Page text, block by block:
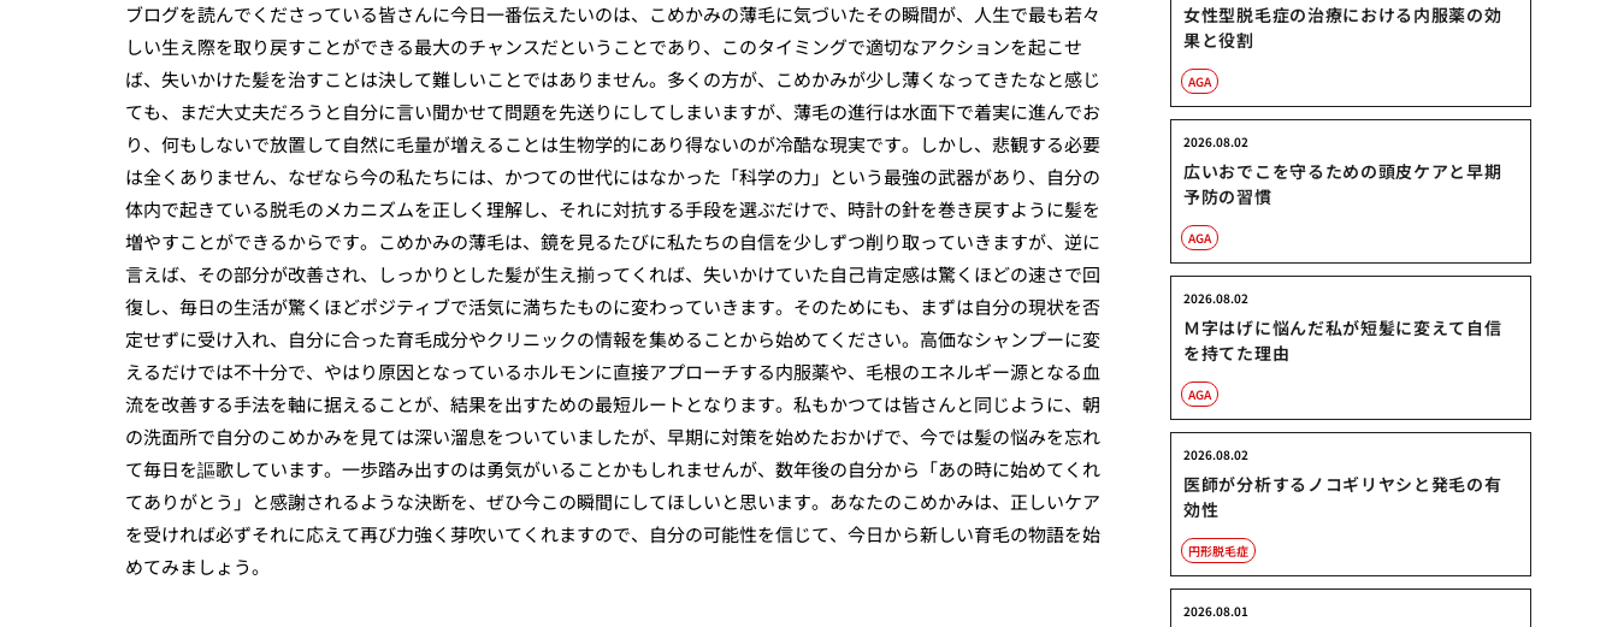
ブログを読んでくださっている皆さんに今日一番伝えたいのは、こめかみの薄毛に気づいたその瞬間が、人生で最も若々
しい生え際を取り戻すことができる最大のチャンスだということであり、このタイミングで適切なアクションを起こせ
ば、失いかけた髪を治すことは決して難しいことではありません。多くの方が、こめかみが少し薄くなってきたなと感じ
ても、まだ大丈夫だろうと自分に言い聞かせて問題を先送りにしてしまいますが、薄毛の進行は水面下で着実に進んでお
り、何もしないで放置して自然に毛量が増えることは生物学的にあり得ないのが冷酷な現実です。しかし、悲観する必要
は全くありません、なぜなら今の私たちには、かつての世代にはなかった「科学の力」という最強の武器があり、自分の
体内で起きている脱毛のメカニズムを正しく理解し、それに対抗する手段を選ぶだけで、時計の針を巻き戻すように髪を
増やすことができるからです。こめかみの薄毛は、鏡を見るたびに私たちの自信を少しずつ削り取っていきますが、逆に
言えば、その部分が改善され、しっかりとした髪が生え揃ってくれば、失いかけていた自己肯定感は驚くほどの速さで回
復し、毎日の生活が驚くほどポジティブで活気に満ちたものに変わっていきます。そのためにも、まずは自分の現状を否
定せずに受け入れ、自分に合った育毛成分やクリニックの情報を集めることから始めてください。高価なシャンプーに変
えるだけでは不十分で、やはり原因となっているホルモンに直接アプローチする内服薬や、毛根のエネルギー源となる血
流を改善する手法を軸に据えることが、結果を出すための最短ルートとなります。私もかつては皆さんと同じように、朝
の洗面所で自分のこめかみを見ては深い溜息をついていましたが、早期に対策を始めたおかげで、今では髪の悩みを忘れ
て毎日を謳歌しています。一歩踏み出すのは勇気がいることかもしれませんが、数年後の自分から「あの時に始めてくれ
てありがとう」と感謝されるような決断を、ぜひ今この瞬間にしてほしいと思います。あなたのこめかみは、正しいケア
を受ければ必ずそれに応えて再び力強く芽吹いてくれますので、自分の可能性を信じて、今日から新しい育毛の物語を始
めてみましょう。
女性型脱毛症の治療における内服薬の効
果と役割
AGA
広いおでこを守るための頭皮ケアと早期
予防の習慣
2026.08.02
AGA
Ｍ字はげに悩んだ私が短髪に変えて自信
を持てた理由
2026.08.02
AGA
医師が分析するノコギリヤシと発毛の有
効性
2026.08.02
円形脱毛症
2026.08.01